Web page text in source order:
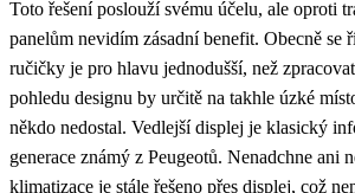
Toto řešení poslouží svému účelu, ale oproti
panelům nevidím zásadní benefit. Obecně se
ručičky je pro hlavu jednodušší, než
pohledu designu by určitě na takhle úzké
někdo nedostal. Vedlejší displej je klasický
generace známý z Peugeotů. Nenadchne ani
klimatizace je stále řešeno přes displej, což